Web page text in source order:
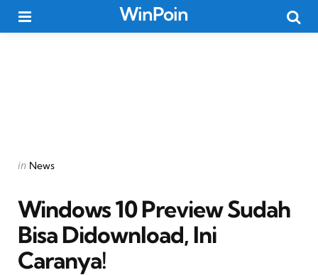
WinPoin
Categories
Posted
in News
Windows 10 Preview Sudah
Bisa Didownload, Ini
Caranya!